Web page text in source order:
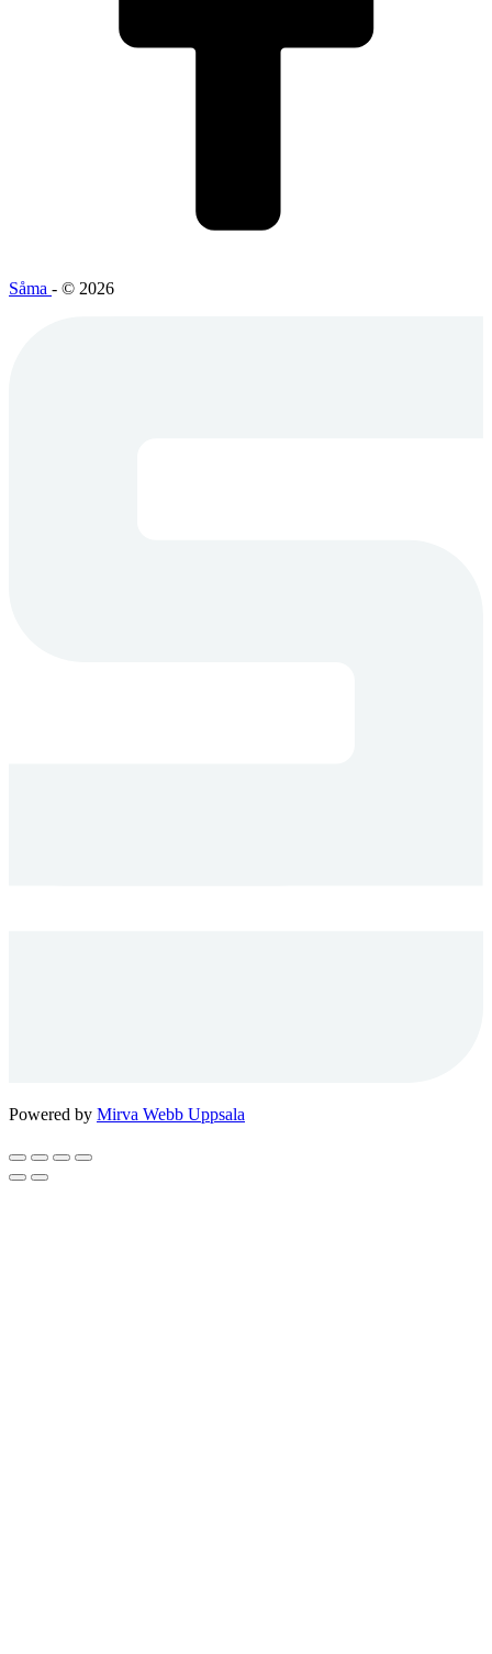
Såma - © 2026
Powered by Mirva Webb Uppsala